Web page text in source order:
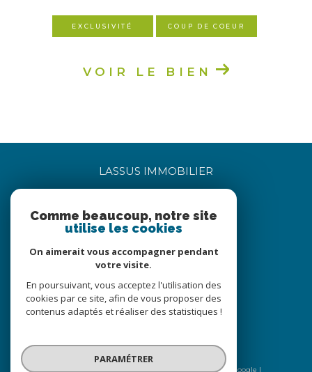
EXCLUSIVITÉ COUP DE COEUR
VOIR LE BIEN
LASSUS IMMOBILIER
bertrandlassus@lassus-immobilier.com
5 petite rue du bourg
Nous suivre sur
© 2026 | Tous droits réservés | Traduction powered by Google |
Comme beaucoup, notre site
utilise les cookies
On aimerait vous accompagner pendant
votre visite.
En poursuivant, vous acceptez l'utilisation des
cookies par ce site, afin de vous proposer des
contenus adaptés et réaliser des statistiques !
PARAMÉTRER